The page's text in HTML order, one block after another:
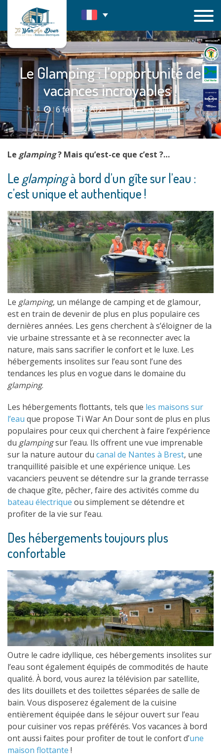
contenu
Le Glamping : l’opportunité de
vacances incroyables !
6 février 2023 | Actualités
Le glamping? Mais qu’est-ce que c’est ?…
Le glampingà bord d’un gîte sur l’eau :
c’est unique et authentique !
Le glamping, un mélange de camping et de glamour,
est en train de devenir de plus en plus populaire ces
dernières années. Les gens cherchent à s’éloigner de la
vie urbaine stressante et à se reconnecter avec la
nature, mais sans sacrifier le confort et le luxe. Les
hébergements insolites sur l’eau sont l’une des
tendances les plus en vogue dans le domaine du
glamping.
Les hébergements flottants, tels que les maisons sur
l’eau que propose Ti War An Dour sont de plus en plus
populaires pour ceux qui cherchent à faire l’expérience
du glampingsur l’eau. Ils offrent une vue imprenable
sur la nature autour du canal de Nantes à Brest, une
tranquillité paisible et une expérience unique. Les
vacanciers peuvent se détendre sur la grande terrasse
de chaque gîte, pêcher, faire des activités comme du
bateau électrique ou simplement se détendre et
profiter de la vie sur l’eau.
Des hébergements toujours plus
confortable
Outre le cadre idyllique, ces hébergements insolites sur
l’eau sont également équipés de commodités de haute
qualité. À bord, vous aurez la télévision par satellite,
des lits douillets et des toilettes séparées de salle de
bain. Vous disposerez également de la cuisine
entièrement équipée dans le séjour ouvert sur l’eau
pour cuisiner vos repas préférés. Vos vacances à bord
ont aussi faites pour profiter de tout le confort d’une
maison flottante !